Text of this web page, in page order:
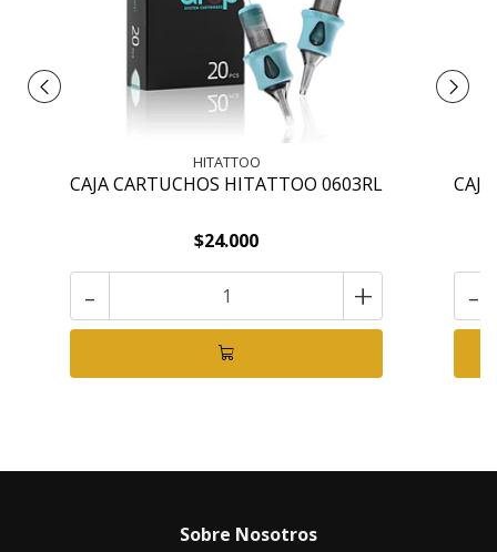
HITATTOO
CAJA CARTUCHOS HITATTOO 0603RL
$24.000
- + -
Sobre Nosotros